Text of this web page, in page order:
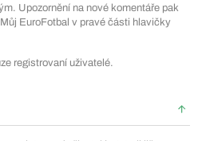
Upozornění na nové komentáře pak
EuroFotbal v pravé části hlavičky
registrovaní uživatelé.